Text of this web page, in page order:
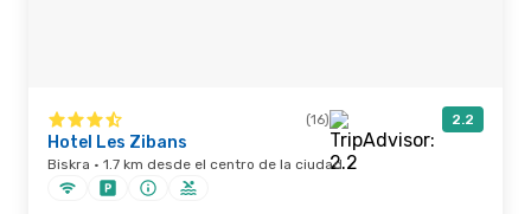
(16) 2.2
Hotel Les Zibans
Biskra · 1.7 km desde el centro de la ciudad